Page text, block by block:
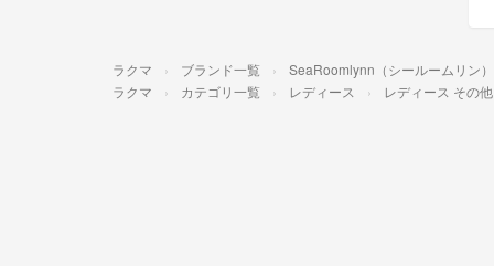
ラクマ ブランド一覧 SeaRoomlynn（シールームリン）
ラクマ カテゴリ一覧 レディース レディース その他